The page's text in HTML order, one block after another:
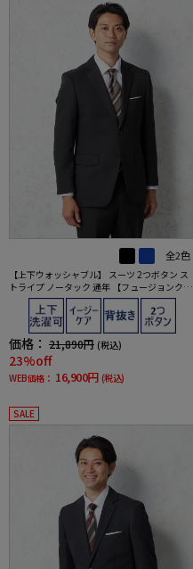
全2色
【上下ウォッシャブル】 スーツ 2つボタン ス
トライプ ノータック 通年 【フュージョンクラ
価格： 21,890円 (税込)
23%off
WEB価格： 16,900円 (税込)
SALE